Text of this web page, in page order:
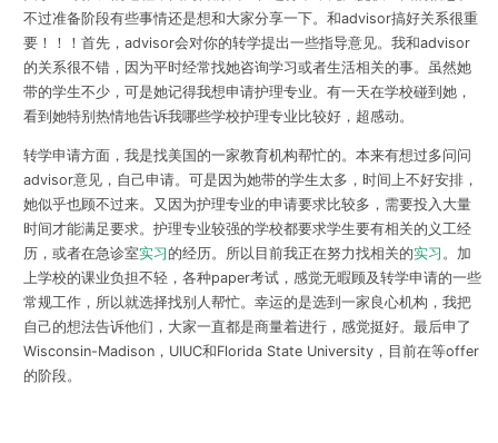
不过准备阶段有些事情还是想和大家分享一下。和advisor搞好关系很重
要！！！首先，advisor会对你的转学提出一些指导意见。我和advisor
的关系很不错，因为平时经常找她咨询学习或者生活相关的事。虽然她
带的学生不少，可是她记得我想申请护理专业。有一天在学校碰到她，
看到她特别热情地告诉我哪些学校护理专业比较好，超感动。
转学申请方面，我是找美国的一家教育机构帮忙的。本来有想过多问问
advisor意见，自己申请。可是因为她带的学生太多，时间上不好安排，
她似乎也顾不过来。又因为护理专业的申请要求比较多，需要投入大量
时间才能满足要求。护理专业较强的学校都要求学生要有相关的义工经
历，或者在急诊室实习 的经历。所以目前我正在努力找相关的实习 。加
上学校的课业负担不轻，各种paper考试，感觉无暇顾及转学申请的一些
常规工作，所以就选择找别人帮忙。幸运的是选到一家良心机构，我把
自己的想法告诉他们，大家一直都是商量着进行，感觉挺好。最后申了
Wisconsin-Madison，UIUC和Florida State University，目前在等offer
的阶段。